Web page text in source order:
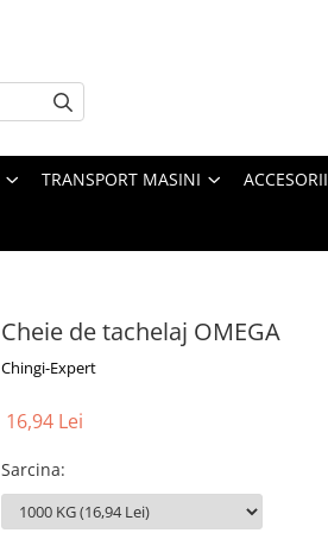
TRANSPORT MASINI ACCESORII
Cheie de tachelaj OMEGA
Chingi-Expert
16,94 Lei
Sarcina: